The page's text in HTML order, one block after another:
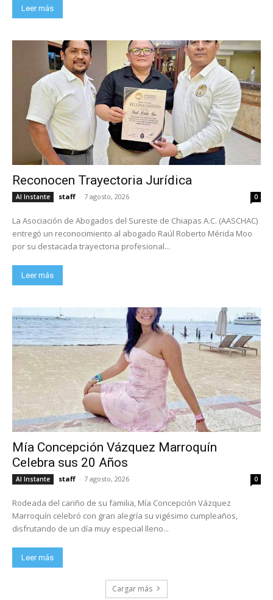
Leer más
Reconocen Trayectoria Jurídica
Al Instante staff - 7 agosto, 2026 0
La Asociación de Abogados del Sureste de Chiapas A.C. (AASCHAC)
entregó un reconocimiento al abogado Raúl Roberto Mérida Moo
por su destacada trayectoria profesional...
Leer más
Mía Concepción Vázquez Marroquín
Celebra sus 20 Años
Al Instante staff - 7 agosto, 2026 0
Rodeada del cariño de su familia, Mía Concepción Vázquez
Marroquín celebró con gran alegría su vigésimo cumpleaños,
disfrutando de un día muy especial lleno...
Leer más
Cargar más